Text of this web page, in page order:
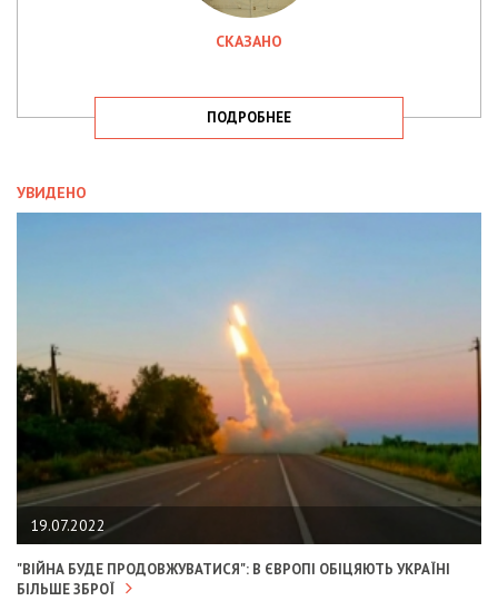
СКАЗАНО
ПОДРОБНЕЕ
УВИДЕНО
19.07.2022
"ВІЙНА БУДЕ ПРОДОВЖУВАТИСЯ": В ЄВРОПІ ОБІЦЯЮТЬ УКРАЇНІ
БІЛЬШЕ ЗБРОЇ